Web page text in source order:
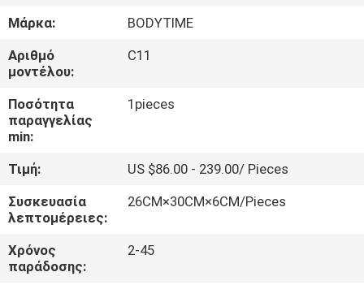
ΠΟΙΟΤΙΚΌΣ
ΈΛΕΓΧΟΣ
ΜΑΣ
ΕΛΆΤΕ
ΣΕ
ΕΠΑΦΉ
ΜΕ
ΝΈΑ
Μάρκα:
BODYTIME
Αριθμό
μοντέλου:
C11
Ποσότητα
παραγγελίας
min:
1pieces
Τιμή:
US $86.00 - 239.00/ Pieces
Συσκευασία
λεπτομέρειες:
26CM×30CM×6CM/Pieces
Χρόνος
παράδοσης:
2-45